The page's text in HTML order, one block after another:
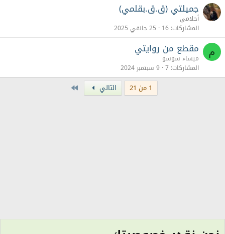
جميلتي (ق.ق.بقلمي)
أحلامي
المشاركات 16 25 جانفي 2025
م مقطع من روايتي
ميساء سوسو
المشاركات 7 9 سبتمبر 2024
1 من 21 التالي